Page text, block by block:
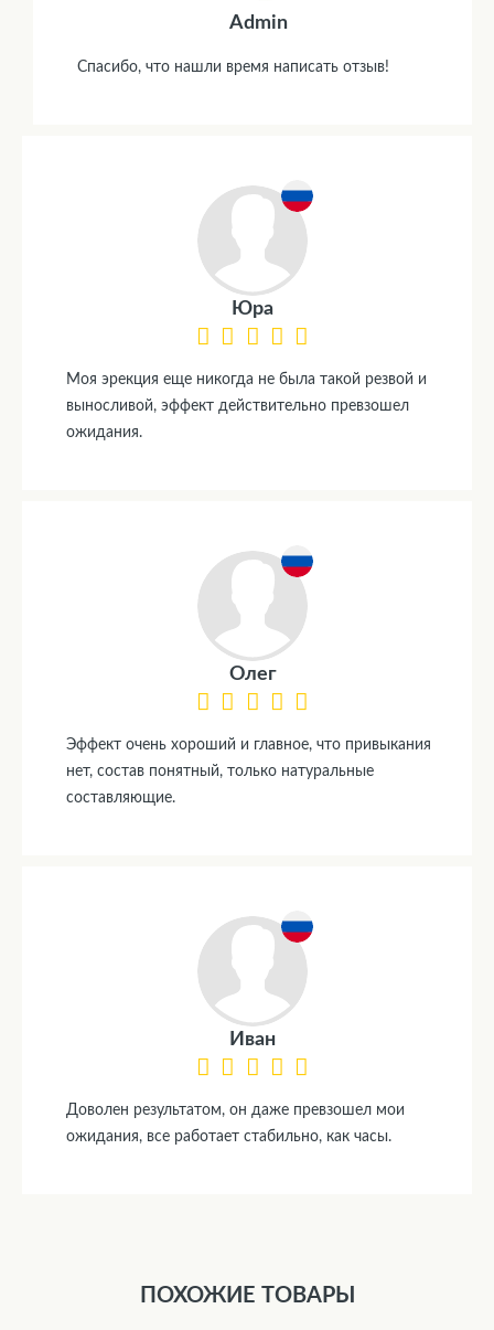
Admin
Спасибо, что нашли время написать отзыв!
Юра
Моя эрекция еще никогда не была такой резвой и
выносливой, эффект действительно превзошел
ожидания.
Олег
Эффект очень хороший и главное, что привыкания
нет, состав понятный, только натуральные
составляющие.
Иван
Доволен результатом, он даже превзошел мои
ожидания, все работает стабильно, как часы.
ПОХОЖИЕ ТОВАРЫ